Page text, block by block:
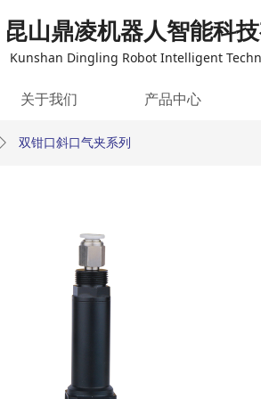
昆山鼎凌机器人智能科
Kunshan Dingling Robot Intelligent
关于我们 产品中心
ꄲ 双钳口斜口气夹系列